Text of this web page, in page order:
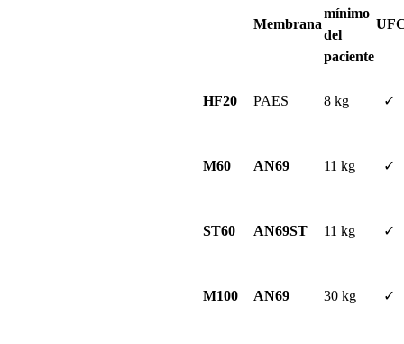
Membrana
mínimo
del
paciente
HF20 PAES 8 kg ✓
M60 AN69 11 kg ✓
ST60 AN69ST 11 kg ✓
M100 AN69 30 kg ✓